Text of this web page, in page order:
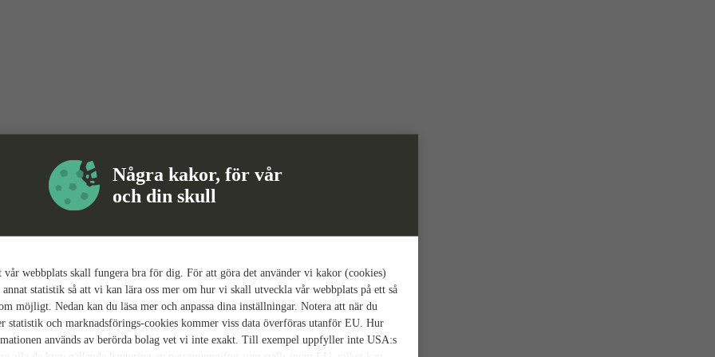
Några kakor, för vår
och din skull
webbplats skall fungera bra för dig. För att göra det använder vi kakor (cookies)
statistik så att vi kan lära oss mer om hur vi skall utveckla vår webbplats på ett så
möjligt. Nedan kan du läsa mer och anpassa dina inställningar. Notera att när du
statistik och marknadsförings-cookies kommer viss data överföras utanför EU. Hur
används av berörda bolag vet vi inte exakt. Till exempel uppfyller inte USA:s